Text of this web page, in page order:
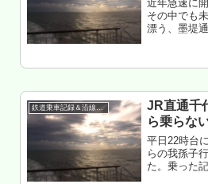
近年急速に
その中でも
漂う、墨堤
在、温泉銭
鉄道乗車記録＆沿線散策
JR直通千
ら乗らな
平日22時台
らの我孫子
た。乗った